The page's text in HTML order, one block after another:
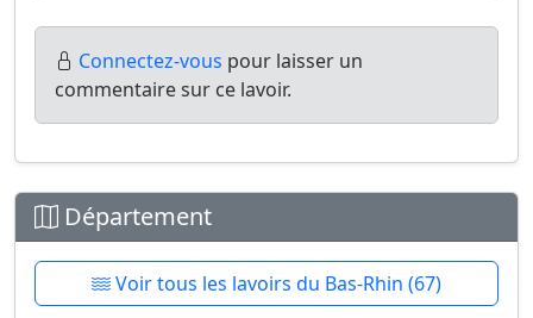
Connectez-vous pour laisser un
commentaire sur ce lavoir.
Département
Voir tous les lavoirs du Bas-Rhin (67)